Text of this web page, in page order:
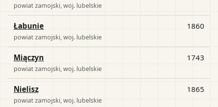
powiatzamojski , woj. lubelskie
Łabunie
powiatzamojski , woj. lubelskie
1860
Miączyn
powiatzamojski , woj. lubelskie
1743
Nielisz
powiatzamojski , woj. lubelskie
1865